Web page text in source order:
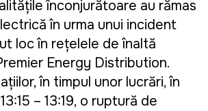
înconjurătoare au rămas
în urma unui incident
loc în rețelele de înaltă
Energy Distribution.
în timpul unor lucrări, în
– 13:19, o ruptură de